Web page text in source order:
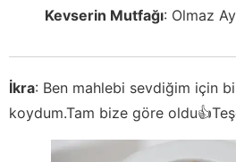
Kevserin Mutfağı: Olmaz
İkra: Ben mahlebi sevdiğim için
koydum.Tam bize göre